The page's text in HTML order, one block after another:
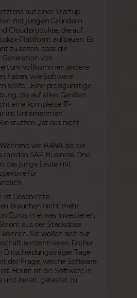
auf einer Startup-
mit jungen Gründern
Cloudprodukte, die auf
Plattform aufbauen. Es
zu sehen, dass die
von
vollkommen andere
haben, wie Software
sollte. „Eine preisgünstige
die auf allen Geräten
eine komplette IT-
im Unternehmen
stutzen. „Ist das nicht
wir HANA als die
rapiden SAP Business One
das junge Leute mit
für
ist Geschichte.
brauchen nicht mehr
Euros in etwas investieren,
aus der Steckdose
Sie wollen sich auf
konzentrieren. Früher
Entscheidungsträger Tage
der Frage, welche Software
Heute ist die Software in
und bereit, getestet zu